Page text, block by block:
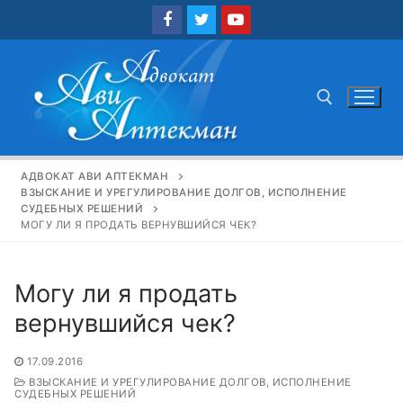
Найти:
АДВОКАТ АВИ АПТЕКМАН
ВЗЫСКАНИЕ И УРЕГУЛИРОВАНИЕ ДОЛГОВ, ИСПОЛНЕНИЕ
СУДЕБНЫХ РЕШЕНИЙ
МОГУ ЛИ Я ПРОДАТЬ ВЕРНУВШИЙСЯ ЧЕК?
Могу ли я продать
вернувшийся чек?
17.09.2016
ВЗЫСКАНИЕ И УРЕГУЛИРОВАНИЕ ДОЛГОВ, ИСПОЛНЕНИЕ
СУДЕБНЫХ РЕШЕНИЙ